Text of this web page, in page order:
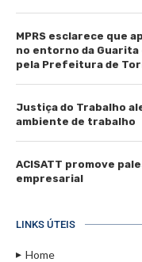
MPRS esclarece que
no entorno da Guarita
pela Prefeitura de
Justiça do Trabalho
ambiente de trabalho
ACISATT promove
empresarial
LINKS ÚTEIS
Home